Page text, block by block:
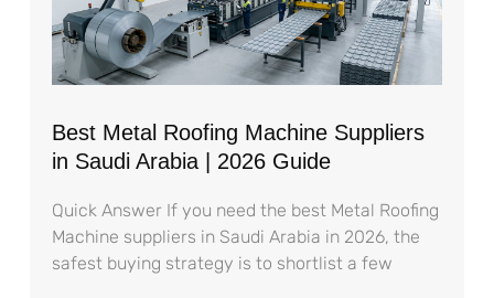
Best Metal Roofing Machine Suppliers
in Saudi Arabia | 2026 Guide
Quick Answer If you need the best Metal Roofing
Machine suppliers in Saudi Arabia in 2026, the
safest buying strategy is to shortlist a few